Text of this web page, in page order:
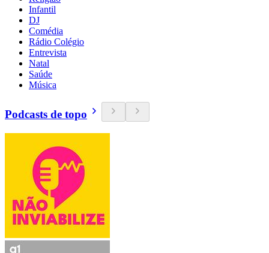
Infantil
DJ
Comédia
Rádio Colégio
Entrevista
Natal
Saúde
Música
Podcasts de topo